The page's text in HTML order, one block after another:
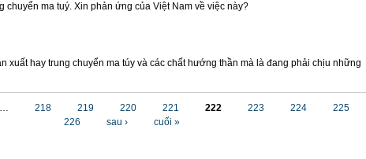
chuyển ma tuý. Xin phản ứng của Việt Nam về việc này?
xuất hay trung chuyển ma túy và các chất hướng thần mà là đang phải chịu những
… 218 219 220 221 222 223 224
225
226
sau › cuối »